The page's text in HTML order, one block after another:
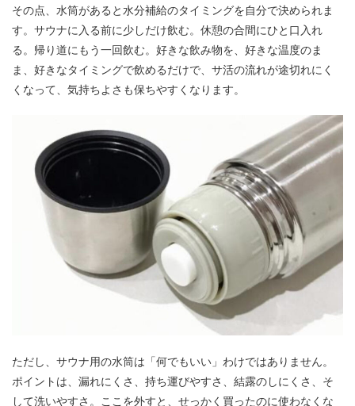
その点、水筒があると水分補給のタイミングを自分で決められま
す。サウナに入る前に少しだけ飲む。休憩の合間にひと口入れ
る。帰り道にもう一回飲む。好きな飲み物を、好きな温度のま
ま、好きなタイミングで飲めるだけで、サ活の流れが途切れにく
くなって、気持ちよさも保ちやすくなります。
ただし、サウナ用の水筒は「何でもいい」わけではありません。
ポイントは、漏れにくさ、持ち運びやすさ、結露のしにくさ、そ
して洗いやすさ。ここを外すと、せっかく買ったのに使わなくな